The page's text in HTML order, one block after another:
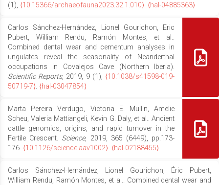
(1), ⟨10.15366/archaeofauna2023.32.1.010⟩. ⟨hal-04885363⟩
Carlos Sánchez-Hernández, Lionel Gourichon, Eric
Pubert, William Rendu, Ramón Montes, et al..
Combined dental wear and cementum analyses in
ungulates reveal the seasonality of Neanderthal
occupations in Covalejos Cave (Northern Iberia).
Scientific Reports, 2019, 9 (1), ⟨10.1038/s41598-019-
50719-7⟩. ⟨hal-03047854⟩
Marta Pereira Verdugo, Victoria E. Mullin, Amelie
Scheu, Valeria Mattiangeli, Kevin G. Daly, et al.. Ancient
cattle genomics, origins, and rapid turnover in the
Fertile Crescent. Science, 2019, 365 (6449), pp.173-
176. ⟨10.1126/science.aav1002⟩. ⟨hal-02188455⟩
Carlos Sánchez-Hernández, Lionel Gourichon, Éric Pubert,
William Rendu, Ramón Montes, et al.. Combined dental wear and